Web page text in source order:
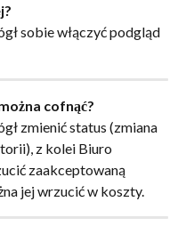
sobie włączyć podgląd
cofnąć?
zmienić status (zmiana
z kolei Biuro
zaakceptowaną
jej wrzucić w koszty.